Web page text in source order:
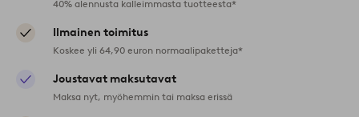
40% alennusta kalleimmasta tuotteesta*
Ilmainen toimitus
Koskee yli 64,90 euron normaalipaketteja*
Joustavat maksutavat
Maksa nyt, myöhemmin tai maksa erissä